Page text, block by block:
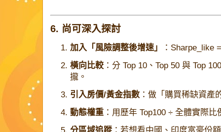
6. 尚可深入探討
加入「風險調整後增速」 ： Sharpe_like
橫向比較 ：分 Top 10、Top 50 與 Top
攏。
引入房價/黃金指數 ：做「購買稀缺資產
動態權重 ：用歷年 Top100 ÷ 全體實際
分區域追蹤 ：若想看中國、印度富豪份